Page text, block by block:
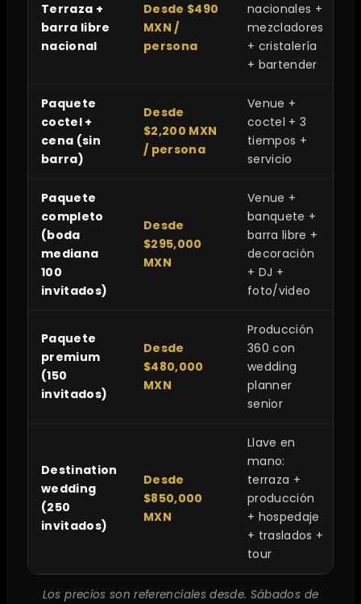
Terraza +
barra libre
nacional
Desde $490
MXN /
persona
nacionales +
mezcladores
+ cristalería
+ bartender
Paquete
coctel +
cena (sin
barra)
Desde
$2,200 MXN
/ persona
Venue +
coctel + 3
tiempos +
servicio
Paquete
completo
(boda
mediana
100
invitados)
Desde
$295,000
MXN
Venue +
banquete +
barra libre +
decoración
+ DJ +
foto/video
Paquete
premium
(150
invitados)
Desde
$480,000
MXN
Producción
360 con
wedding
planner
senior
Destination
wedding
(250
invitados)
Desde
$850,000
MXN
Llave en
mano:
terraza +
producción
+ hospedaje
+ traslados +
tour
Los precios son referenciales desde. Sábados de